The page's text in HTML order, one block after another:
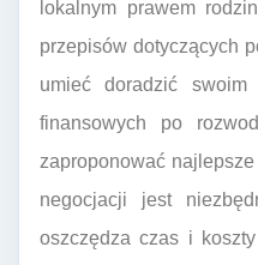
lokalnym prawem
przepisów dotyczących
umieć doradzić
finansowych po
zaproponować
negocjacji jest
oszczędza czas i